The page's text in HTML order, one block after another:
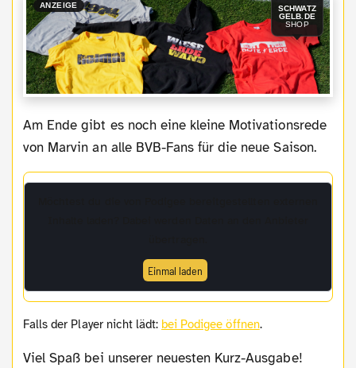
ANZEIGE
SCHWATZ
GELB.DE
SHOP
Am Ende gibt es noch eine kleine Motivationsrede
von Marvin an alle BVB-Fans für die neue Saison.
Einmal laden
Falls der Player nicht lädt: bei Podigee öffnen.
Viel Spaß bei unserer neuesten Kurz-Ausgabe!